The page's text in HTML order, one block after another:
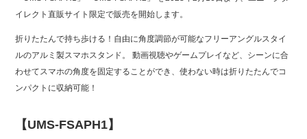
イレクト直販サイト限定で販売を開始します。
折りたたんで持ち歩ける！自由に角度調節が可能なフリーアングルスタイ
ルのアルミ製スマホスタンド。 動画視聴やゲームプレイなど、シーンに合
わせてスマホの角度を固定することができ、使わない時は折りたたんでコ
ンパクトに収納可能！
【UMS-FSAPH1】